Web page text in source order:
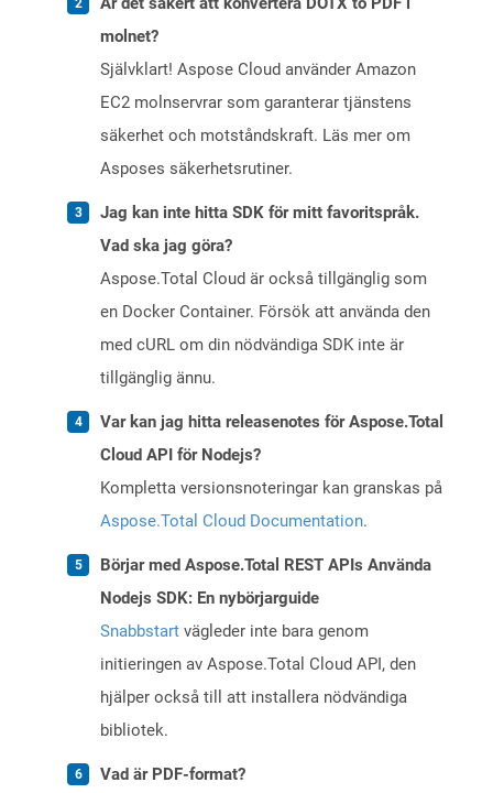
molnet?
Självklart! Aspose Cloud använder Amazon
EC2 molnservrar som garanterar tjänstens
säkerhet och motståndskraft. Läs mer om
Asposes säkerhetsrutiner.
Jag kan inte hitta SDK för mitt favoritspråk.
Vad ska jag göra?
Aspose.Total Cloud är också tillgänglig som
en Docker Container. Försök att använda den
med cURL om din nödvändiga SDK inte är
tillgänglig ännu.
Var kan jag hitta releasenotes för Aspose.Total
Cloud API för Nodejs?
Kompletta versionsnoteringar kan granskas på
Aspose.Total Cloud Documentation.
Börjar med Aspose.Total REST APIs Använda
Nodejs SDK: En nybörjarguide
Snabbstart vägleder inte bara genom
initieringen av Aspose.Total Cloud API, den
hjälper också till att installera nödvändiga
bibliotek.
Vad är PDF-format?